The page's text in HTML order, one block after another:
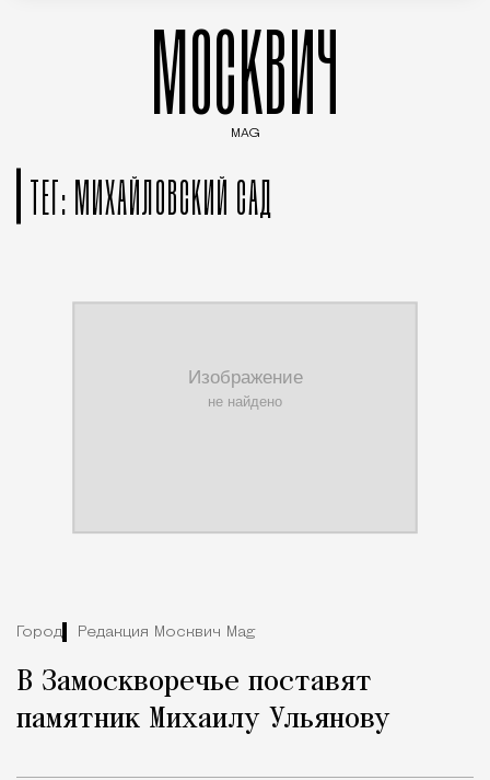
МОСКВИЧ
MAG
ТЕГ: МИХАЙЛОВСКИЙ САД
Город Редакция Москвич Mag
В Замоскворечье поставят
памятник Михаилу Ульянову